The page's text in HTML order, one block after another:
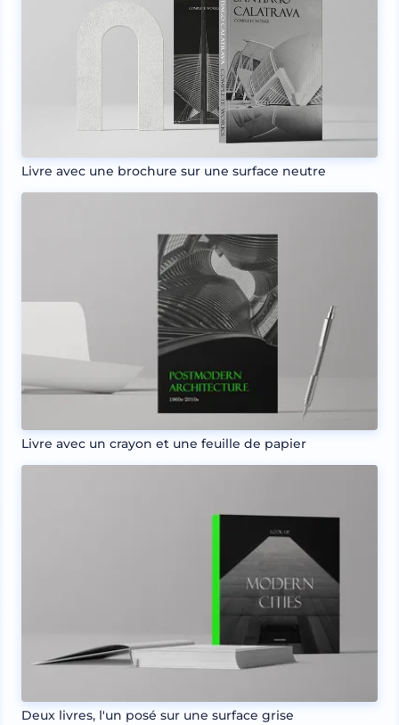
Livre avec une brochure sur une surface neutre
Livre avec un crayon et une feuille de papier
Deux livres, l'un posé sur une surface grise